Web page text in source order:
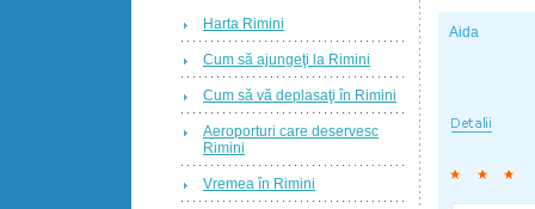
Aida
Harta Rimini
Cum să ajungeţi la Rimini
Cum să vă deplasaţi în Rimini
Aeroporturi care deservesc
Rimini
Vremea în Rimini